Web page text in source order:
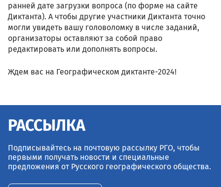
ранней дате загрузки вопроса (по форме на сайте
Диктанта). А чтобы другие участники Диктанта точно
могли увидеть вашу головоломку в числе заданий,
организаторы оставляют за собой право
редактировать или дополнять вопросы.
Ждем вас на Географическом диктанте-2024!
РАССЫЛКА
Подписывайтесь на почтовую рассылку РГО, чтобы
первыми получать новости и специальные
предложения от Русского географического общества.